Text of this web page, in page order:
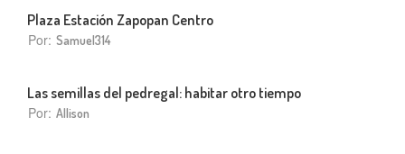
Plaza Estación Zapopan Centro
Por: Samuel314
Las semillas del pedregal: habitar otro tiempo
Por: Allison